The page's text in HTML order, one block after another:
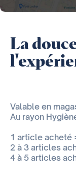
La
Valable en
Au rayon
1 article acheté
2 à 3 articles
4 à 5 articles